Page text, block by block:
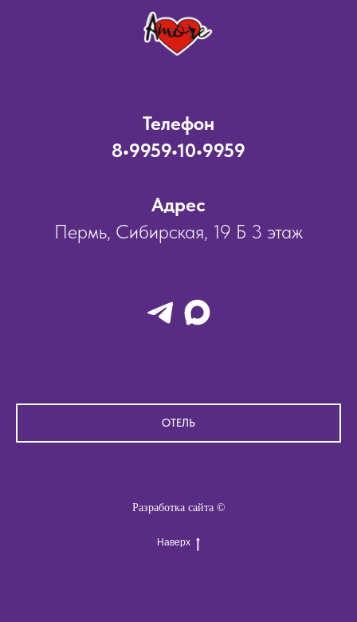
Телефон
8•9959•10•9959
Адрес
Пермь, Сибирская, 19 Б 3 этаж
ОТЕЛЬ
Разработка сайта ©
Наверх